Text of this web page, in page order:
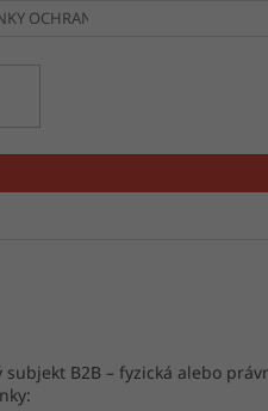
OCHRANY OSOBNÝCH ÚDAJOV
B2B – fyzická alebo